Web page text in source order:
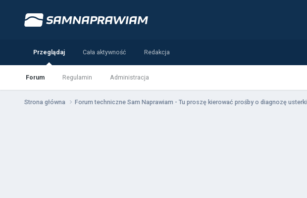
Przeglądaj
Forum Regulamin Administracja
Cała aktywność Redakcja
Strona główna Forum techniczne Sam Naprawiam - Tu proszę kierować prośby o diagnozę usterki